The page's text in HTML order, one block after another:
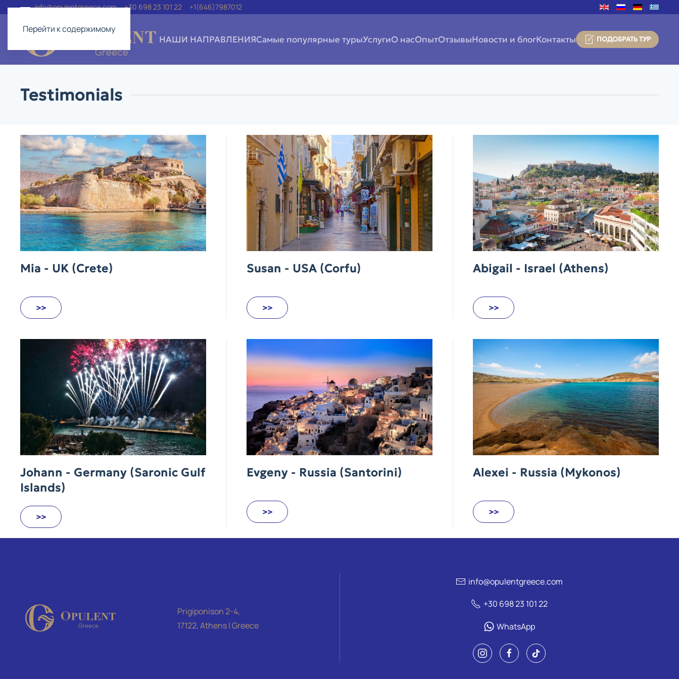
Перейти к содержимому
info@opulentgreece.com +30 698 23 101 22 +1(646)7987012
НАШИ НАПРАВЛЕНИЯСамые популярные турыУслугиО насОпытOтзывыНовости и блогКонтакты ПОДОБРАТЬ ТУР
Testimonials
Mia - UK (Crete)
>>
Susan - USA (Corfu)
>>
Abigail - Israel (Athens)
>>
Johann - Germany (Saronic Gulf
Islands)
>>
Evgeny - Russia (Santorini)
>>
Alexei - Russia (Mykonos)
>>
Prigiponison 2-4,
17122, Athens | Greece
info@opulentgreece.com
+30 698 23 101 22
WhatsApp